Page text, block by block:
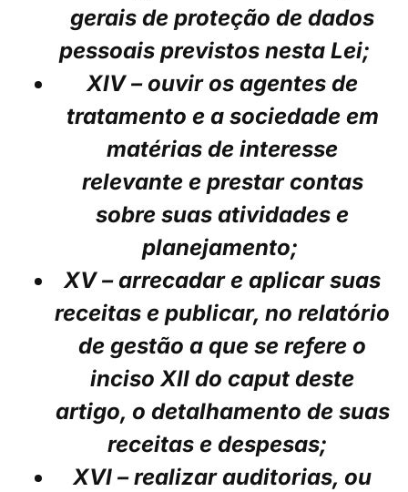
gerais de proteção de dados
pessoais previstos nesta Lei;
XIV – ouvir os agentes de
tratamento e a sociedade em
matérias de interesse
relevante e prestar contas
sobre suas atividades e
planejamento;
XV – arrecadar e aplicar suas
receitas e publicar, no relatório
de gestão a que se refere o
inciso XII do caput deste
artigo, o detalhamento de suas
receitas e despesas;
XVI – realizar auditorias, ou